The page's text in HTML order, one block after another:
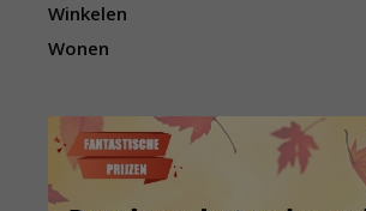
Winkelen
Wonen